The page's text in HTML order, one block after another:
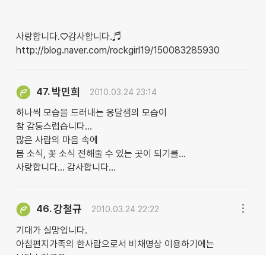
사랑합니다.♡감사합니다.♬
http://blog.naver.com/rockgirl19/150083285930
47. 박민희 2010.03.24 23:14
하나씩 모습을 드러내는 옹달샘의 모습이
참 감동스럽습니다...
많은 사람의 마음 속에
봄 소식, 꽃 소식 전해줄 수 있는 곳이 되기를...
사랑합니다... 감사합니다...
46.강철규 2010.03.24 22:22
기대가 실망입니다.
아침편지가족의 한사람으로서 비채명상 이용하기에는